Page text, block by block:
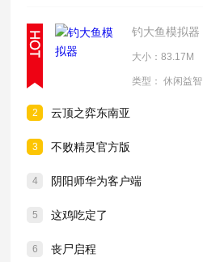
钓大鱼模拟器
大小：83.17M
类型： 休闲益智
2 云顶之弈东南亚
3 不败精灵官方版
4 阴阳师华为客户端
5 这鸡吃定了
6 丧尸启程